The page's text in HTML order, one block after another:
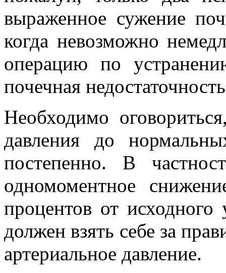
выраженное сужение
когда невозможно
операцию по
почечная
Необходимо
давления до
постепенно. В
одномоментное
процентов от
должен взять себе за
артериальное давление.